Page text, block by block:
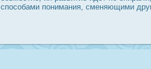
спοсобами понимания, сменяющими